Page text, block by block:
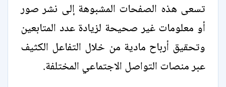
تسعى هذه الصفحات المشبوهة إلى نشر صور
أو معلومات غير صحيحة لزيادة عدد المتابعين
وتحقيق أرباح مادية من خلال التفاعل الكثيف
عبر منصات التواصل الاجتماعي المختلفة.